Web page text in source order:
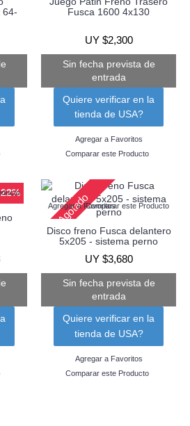
64-
Fusca 1600 4x130
UY $2,300
Sin fecha prevista de
entrada
Quiere verificar en la
tienda de USA?
Agregar a Favoritos
Comparar este Producto
Agotado
Agregar a FavoritosComparar este Producto
Disco freno Fusca delantero
5x205 - sistema perno
UY $3,680
Sin fecha prevista de
entrada
Quiere verificar en la
tienda de USA?
Agregar a Favoritos
Comparar este Producto